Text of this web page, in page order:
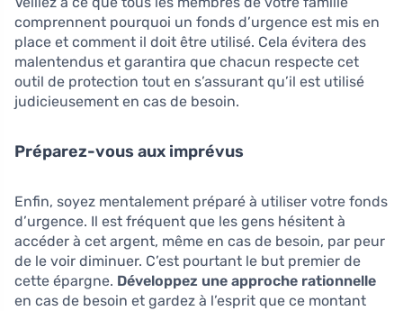
comprennent pourquoi un fonds d’urgence est mis en
place et comment il doit être utilisé. Cela évitera des
malentendus et garantira que chacun respecte cet
outil de protection tout en s’assurant qu’il est utilisé
judicieusement en cas de besoin.
Préparez-vous aux imprévus
Enfin, soyez mentalement préparé à utiliser votre fonds
d’urgence. Il est fréquent que les gens hésitent à
accéder à cet argent, même en cas de besoin, par peur
de le voir diminuer. C’est pourtant le but premier de
cette épargne. Développez une approche rationnelle
en cas de besoin et gardez à l’esprit que ce montant